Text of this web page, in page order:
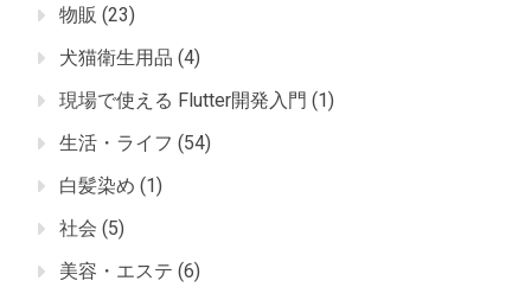
物販 (23)
犬猫衛生用品 (4)
現場で使える Flutter開発入門 (1)
生活・ライフ (54)
白髪染め (1)
社会 (5)
美容・エステ (6)